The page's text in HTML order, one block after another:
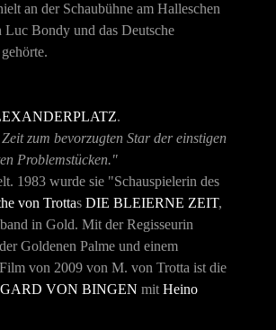
an der Schaubühne am Halleschen
Luc Bondy und das Deutsche
.
zum bevorzugten Star der einstigen
Problemstücken."
1983 wurde sie "Schauspielerin des
von Trottas DIE BLEIERNE ZEIT,
in Gold. Mit der Regisseurin
Goldenen Palme und einem
von 2009 von M. von Trotta ist die
VON BINGEN mit Heino